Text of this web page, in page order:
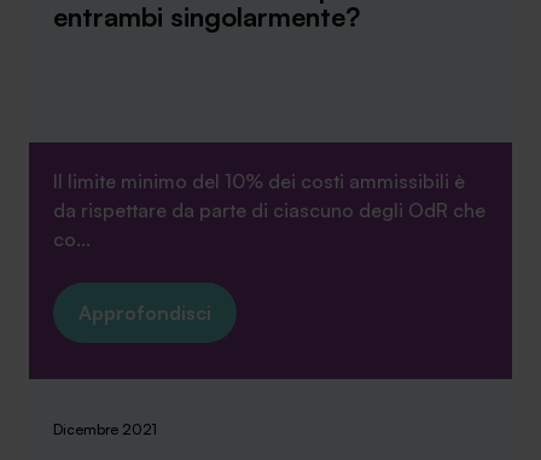
entrambi singolarmente?
Il limite minimo del 10% dei costi ammissibili è
da rispettare da parte di ciascuno degli OdR che
co...
Approfondisci
Dicembre 2021